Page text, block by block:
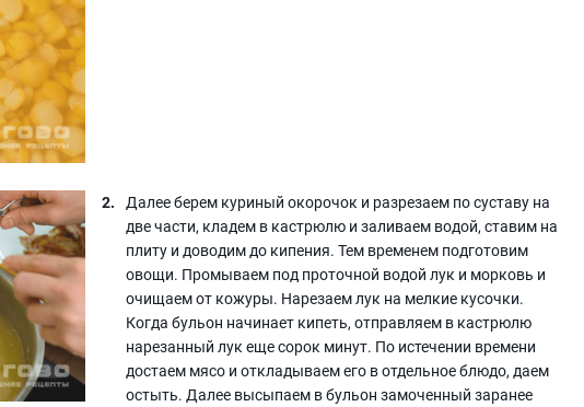
Далее берем куриный окорочок и разрезаем по суставу на
две части, кладем в кастрюлю и заливаем водой, ставим на
плиту и доводим до кипения. Тем временем подготовим
овощи. Промываем под проточной водой лук и морковь и
очищаем от кожуры. Нарезаем лук на мелкие кусочки.
Когда бульон начинает кипеть, отправляем в кастрюлю
нарезанный лук еще сорок минут. По истечении времени
достаем мясо и откладываем его в отдельное блюдо, даем
остыть. Далее высыпаем в бульон замоченный заранее